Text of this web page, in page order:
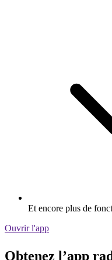
Et encore plus de
Ouvrir l'app
Obtenez l’app